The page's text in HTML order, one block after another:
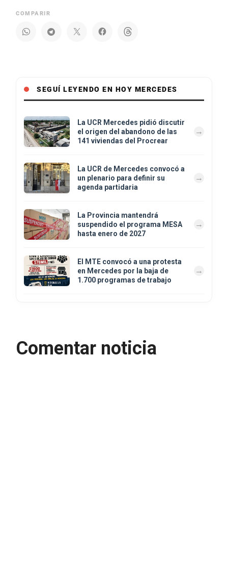
COMPARIR
SEGUÍ LEYENDO EN HOY MERCEDES
La UCR Mercedes pidió discutir
el origen del abandono de las
141 viviendas del Procrear
La UCR de Mercedes convocó a
un plenario para definir su
agenda partidaria
La Provincia mantendrá
suspendido el programa MESA
hasta enero de 2027
El MTE convocó a una protesta
en Mercedes por la baja de
1.700 programas de trabajo
Comentar noticia